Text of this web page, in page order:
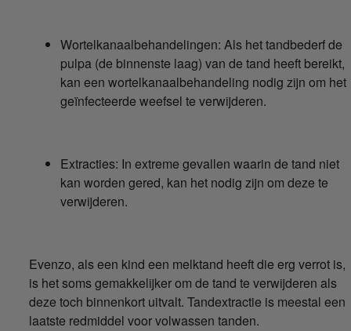
Wortelkanaalbehandelingen: Als het tandbederf de
pulpa (de binnenste laag) van de tand heeft bereikt,
kan een wortelkanaalbehandeling nodig zijn om het
geïnfecteerde weefsel te verwijderen.
Extracties: In extreme gevallen waarin de tand niet
kan worden gered, kan het nodig zijn om deze te
verwijderen.
Evenzo, als een kind een melktand heeft die erg verrot is,
is het soms gemakkelijker om de tand te verwijderen als
deze toch binnenkort uitvalt. Tandextractie is meestal een
laatste redmiddel voor volwassen tanden.